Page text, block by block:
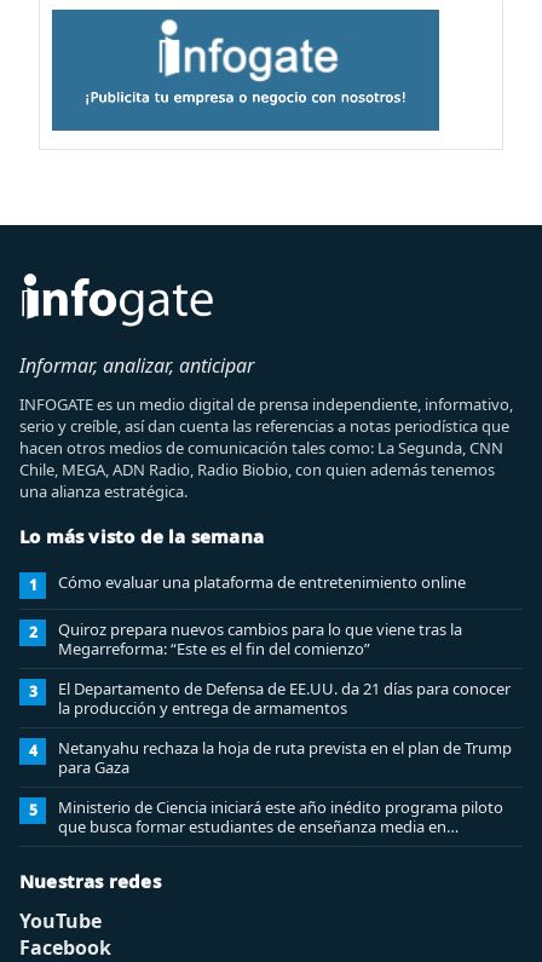
Informar, analizar, anticipar
INFOGATE es un medio digital de prensa independiente, informativo,
serio y creíble, así dan cuenta las referencias a notas periodística que
hacen otros medios de comunicación tales como: La Segunda, CNN
Chile, MEGA, ADN Radio, Radio Biobio, con quien además tenemos
una alianza estratégica.
Lo más visto de la semana
1 Cómo evaluar una plataforma de entretenimiento online
2
Quiroz prepara nuevos cambios para lo que viene tras la
Megarreforma: “Este es el fin del comienzo”
3
El Departamento de Defensa de EE.UU. da 21 días para conocer
la producción y entrega de armamentos
4
Netanyahu rechaza la hoja de ruta prevista en el plan de Trump
para Gaza
5
Ministerio de Ciencia iniciará este año inédito programa piloto
que busca formar estudiantes de enseñanza media en
ciberseguridad
Nuestras redes
YouTube
Facebook